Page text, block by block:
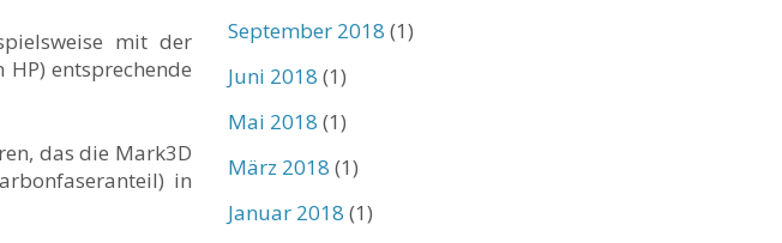
mit der
entsprechende
das die Mark3D
in
September 2018 (1)
Juni 2018 (1)
Mai 2018 (1)
März 2018 (1)
Januar 2018 (1)